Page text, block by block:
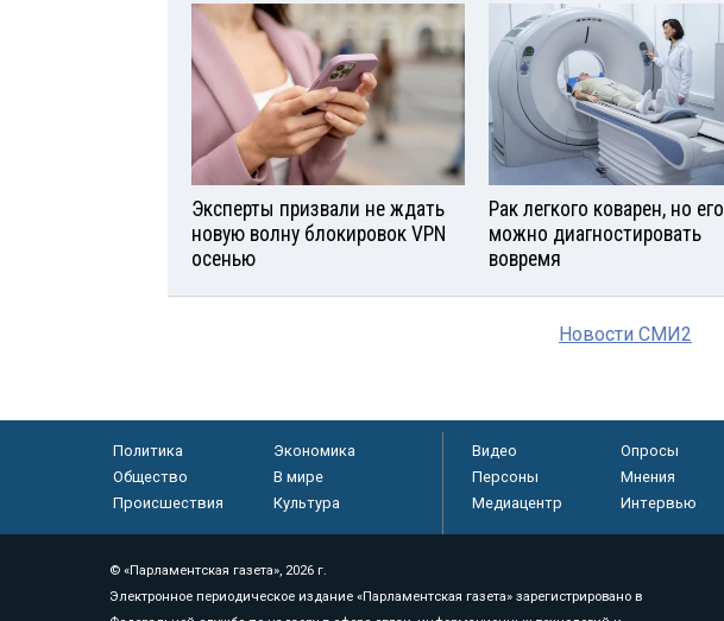
Эксперты призвали не ждать
новую волну блокировок VPN
осенью
Рак легкого коварен, но его
можно диагностировать
вовремя
Новости СМИ2
Политика
Экономика
Общество
В мире
Происшествия
Культура
Видео Опросы
Персоны
Мнения
Медиацентр
Интервью
© «Парламентская газета», 2026 г.
Электронное периодическое издание «Парламентская газета» зарегистрировано в